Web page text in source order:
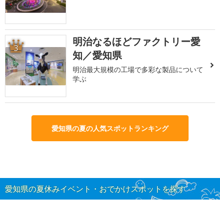
3
明治なるほどファクトリー愛
知／愛知県
明治最大規模の工場で多彩な製品について
学ぶ
愛知県の夏の人気スポットランキング
愛知県の夏休みイベント・おでかけスポットを探す